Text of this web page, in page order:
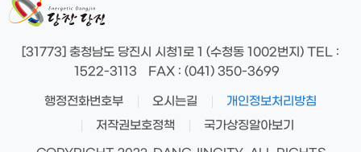
[31773] 충청남도 당진시 시청1로 1 (수청동 1002번지) TEL :
1522-3113
FAX: (041) 350-3699
행정전화번호부 오시는길
개인정보처리방침
저작권보호정책
국가상징알아보기